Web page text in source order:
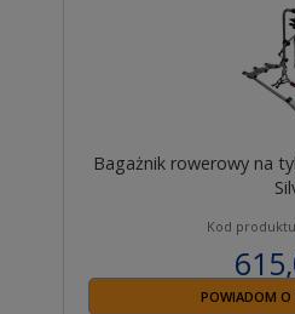
Bagażnik rowerowy na
Kod
zawiera
POWIADOM O